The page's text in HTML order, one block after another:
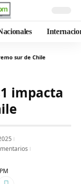
sur de Chile
impacta